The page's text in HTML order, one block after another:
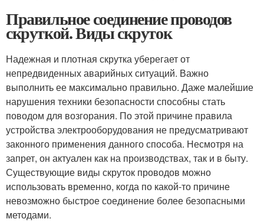
Правильное соединение проводов
скруткой. Виды скруток
Надежная и плотная скрутка уберегает от
непредвиденных аварийных ситуаций. Важно
выполнить ее максимально правильно. Даже малейшие
нарушения техники безопасности способны стать
поводом для возгорания. По этой причине правила
устройства электрооборудования не предусматривают
законного применения данного способа. Несмотря на
запрет, он актуален как на производствах, так и в быту.
Существующие виды скруток проводов можно
использовать временно, когда по какой-то причине
невозможно быстрое соединение более безопасными
методами.